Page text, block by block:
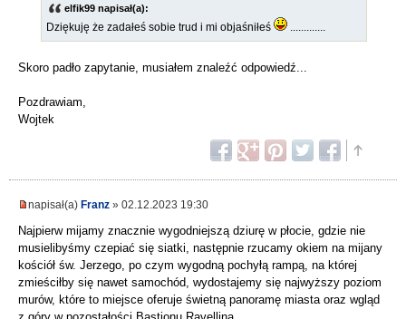
elfik99 napisał(a):
Dziękuję że zadałeś sobie trud i mi objaśniłeś .............
Skoro padło zapytanie, musiałem znaleźć odpowiedź...
Pozdrawiam,
Wojtek
napisał(a) Franz » 02.12.2023 19:30
Najpierw mijamy znacznie wygodniejszą dziurę w płocie, gdzie nie
musielibyśmy czepiać się siatki, następnie rzucamy okiem na mijany
kościół św. Jerzego, po czym wygodną pochyłą rampą, na której
zmieściłby się nawet samochód, wydostajemy się najwyższy poziom
murów, które to miejsce oferuje świetną panoramę miasta oraz wgląd